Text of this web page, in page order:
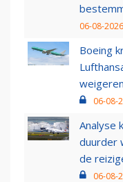
06-08-
Boeing
weigeren
06-08-
Analyse
duurder
de
06-08-